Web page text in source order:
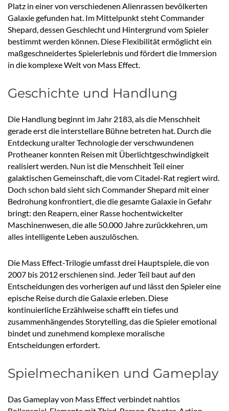
Platz in einer von verschiedenen Alienrassen bevölkerten
Galaxie gefunden hat. Im Mittelpunkt steht Commander
Shepard, dessen Geschlecht und Hintergrund vom Spieler
bestimmt werden können. Diese Flexibilität ermöglicht ein
maßgeschneidertes Spielerlebnis und fördert die Immersion
in die komplexe Welt von Mass Effect.
Geschichte und Handlung
Die Handlung beginnt im Jahr 2183, als die Menschheit
gerade erst die interstellare Bühne betreten hat. Durch die
Entdeckung uralter Technologie der verschwundenen
Protheaner konnten Reisen mit Überlichtgeschwindigkeit
realisiert werden. Nun ist die Menschheit Teil einer
galaktischen Gemeinschaft, die vom Citadel-Rat regiert wird.
Doch schon bald sieht sich Commander Shepard mit einer
Bedrohung konfrontiert, die die gesamte Galaxie in Gefahr
bringt: den Reapern, einer Rasse hochentwickelter
Maschinenwesen, die alle 50.000 Jahre zurückkehren, um
alles intelligente Leben auszulöschen.
Die Mass Effect-Trilogie umfasst drei Hauptspiele, die von
2007 bis 2012 erschienen sind. Jeder Teil baut auf den
Entscheidungen des vorherigen auf und lässt den Spieler eine
epische Reise durch die Galaxie erleben. Diese
kontinuierliche Erzählweise schafft ein tiefes und
zusammenhängendes Storytelling, das die Spieler emotional
bindet und zunehmend komplexe moralische
Entscheidungen erfordert.
Spielmechaniken und Gameplay
Das Gameplay von Mass Effect verbindet nahtlos